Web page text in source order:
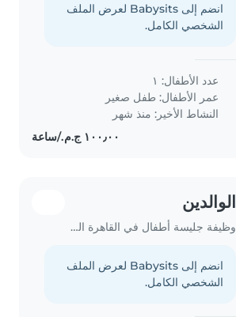
انضم إلى Babysits لعرض الملف
الشخصي الكامل.
عدد الأطفال: ١
عمر الأطفال: طفل صغير
النشاط الأخير: منذ شهر
الوالدين
وظيفة جليسة أطفال في القاهرة الجديدة
انضم إلى Babysits لعرض الملف
الشخصي الكامل.